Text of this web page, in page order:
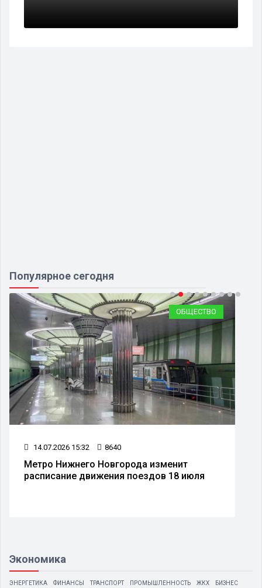
Популярное сегодня
ОБЩЕСТВО
14.07.2026 15:32 8640
Метро Нижнего Новгорода изменит
расписание движения поездов 18 июля
Экономика
ЭНЕРГЕТИКА ФИНАНСЫ ТРАНСПОРТ ПРОМЫШЛЕННОСТЬ ЖКХ БИЗНЕС